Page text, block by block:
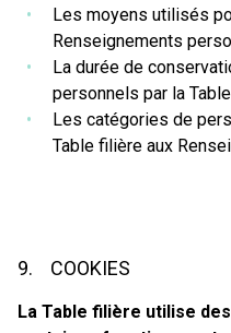
Les moyens utilisés
Renseignements
La durée de
personnels par la
Les catégories de
Table filière aux
9. COOKIES
La Table filière utilise